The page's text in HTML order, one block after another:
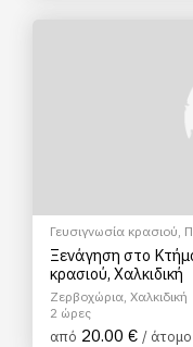
Γευσιγνωσία κρασιού,
Ξενάγηση στο
κρασιού, Χαλκιδική
Ζερβοχώρια, Χαλκιδική
2 ώρες
από 20.00 € / άτομο